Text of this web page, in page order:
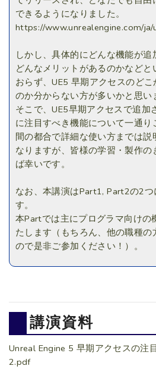
できるようになりました。
https://www.unrealengine.com/
しかし、具体的にどんな機能が
どんなメリットがあるのかなどと
おらず、UE5 早期アクセスのど
のか分からない方が多いかと思い
そこで、UE5早期アクセスで追加
に注目すべき機能について一通
間の都合で詳細な使い方までは説
なりますが、皆様の学習・製作
ば幸いです。
なお、本講演はPart1, Part2の2つ
す。
本Partでは主にプログラマ向けの
たします（もちろん、他の職種
ので是非ご参加ください！）。
講演資料
Unreal Engine 5 早期アクセスの注
2.pdf